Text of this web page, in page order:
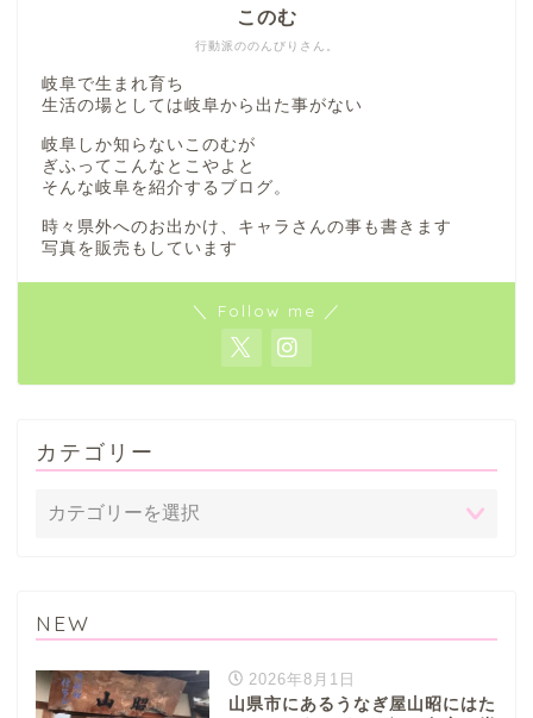
行動派ののんびりさん。
このむ
岐阜で生まれ育ち
生活の場としては岐阜から出た事がない
岐阜しか知らないこのむが
ぎふってこんなとこやよと
そんな岐阜を紹介するブログ。
時々県外へのお出かけ、キャラさんの事も書きます
写真を販売もしています
＼ Follow me ／
カテゴリー
NEW
2026年8月1日
山県市にあるうなぎ屋山昭にはた